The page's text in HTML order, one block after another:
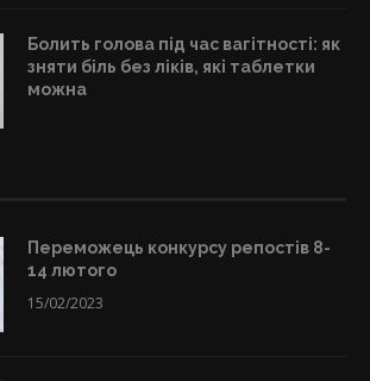
Болить голова під час вагітності: як
зняти біль без ліків, які таблетки
можна
Переможець конкурсу репостів 8-
14 лютого
15/02/2023